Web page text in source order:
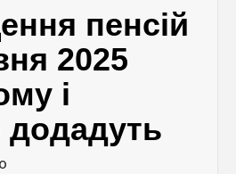
пенсій
2025
і
додадуть